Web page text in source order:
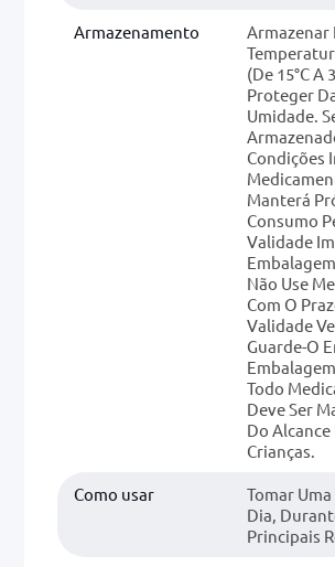
Armazenamento
Armazenar
(de 15°C A
Proteger
Umidade.
Condições
Manterá
Consumo
Validade
Não Use
Com O
Validade
Guarde-O
Todo
Deve Ser
Do Alcance
Crianças.
Como usar
Tomar
Dia,
Principais